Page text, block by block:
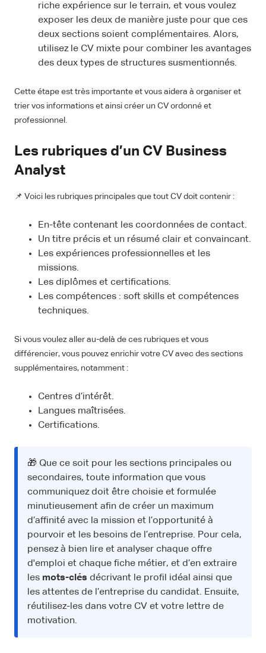
riche expérience sur le terrain, et vous voulez
exposer les deux de manière juste pour que ces
deux sections soient complémentaires. Alors,
utilisez le CV mixte pour combiner les avantages
des deux types de structures susmentionnés.
Cette étape est très importante et vous aidera à organiser et
trier vos informations et ainsi créer un CV ordonné et
professionnel.
Les rubriques d’un CV Business
Analyst
📌 Voici les rubriques principales que tout CV doit contenir :
En-tête contenant les coordonnées de contact.
Un titre précis et un résumé clair et convaincant.
Les expériences professionnelles et les
missions.
Les diplômes et certifications.
Les compétences : soft skills et compétences
techniques.
Si vous voulez aller au-delà de ces rubriques et vous
différencier, vous pouvez enrichir votre CV avec des sections
supplémentaires, notamment :
Centres d’intérêt.
Langues maîtrisées.
Certifications.
🎁 Que ce soit pour les sections principales ou
secondaires, toute information que vous
communiquez doit être choisie et formulée
minutieusement afin de créer un maximum
d’affinité avec la mission et l’opportunité à
pourvoir et les besoins de l’entreprise. Pour cela,
pensez à bien lire et analyser chaque offre
d'emploi et chaque fiche métier, et d’en extraire
les mots-clés décrivant le profil idéal ainsi que
les attentes de l’entreprise du candidat. Ensuite,
réutilisez-les dans votre CV et votre lettre de
motivation.